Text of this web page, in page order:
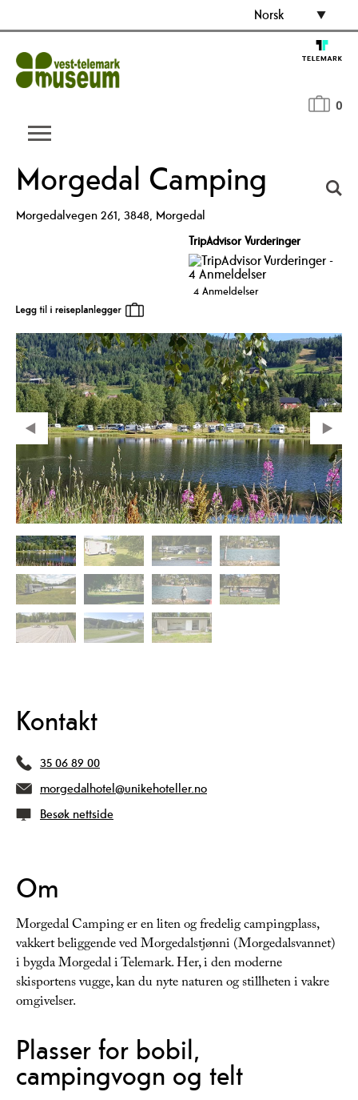
Norsk
0
Morgedal Camping
Morgedalvegen 261, 3848, Morgedal
TripAdvisor Vurderinger
4 Anmeldelser
Kontakt
35 06 89 00
morgedalhotel@unikehoteller.no
Besøk nettside
Om
Morgedal Camping er en liten og fredelig campingplass,
vakkert beliggende ved Morgedalstjønni (Morgedalsvannet)
i bygda Morgedal i Telemark. Her, i den moderne
skisportens vugge, kan du nyte naturen og stillheten i vakre
omgivelser.
Plasser for bobil,
campingvogn og telt